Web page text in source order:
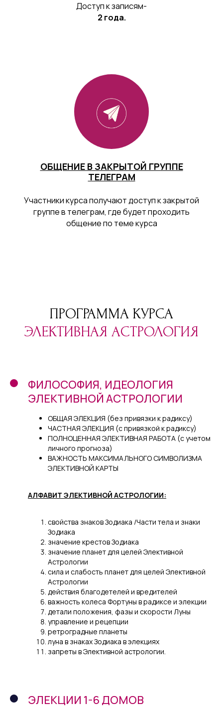
Доступ к записям-
2 года.
ОБЩЕНИЕ В ЗАКРЫТОЙ ГРУППЕ
ТЕЛЕГРАМ
Участники курса получают доступ к закрытой
группе в телеграм, где будет проходить
общение по теме курса
ПРОГРАММА КУРСА
ЭЛЕКТИВНАЯ АСТРОЛОГИЯ
ФИЛОСОФИЯ, ИДЕОЛОГИЯ
ЭЛЕКТИВНОЙ АСТРОЛОГИИ
ОБЩАЯ ЭЛЕКЦИЯ (без привязки к радиксу)
ЧАСТНАЯ ЭЛЕКЦИЯ (с привязкой к радиксу)
ПОЛНОЦЕННАЯ ЭЛЕКТИВНАЯ РАБОТА (с учетом
личного прогноза)
ВАЖНОСТЬ МАКСИМАЛЬНОГО СИМВОЛИЗМА
ЭЛЕКТИВНОЙ КАРТЫ
АЛФАВИТ ЭЛЕКТИВНОЙ АСТРОЛОГИИ:
свойства знаков Зодиака /Части тела и знаки
Зодиака
значение крестов Зодиака
значение планет для целей Элективной
Астрологии
сила и слабость планет для целей Элективной
Астрологии
действия благодетелей и вредителей
важность колеса Фортуны в радиксе и элекции
детали положения, фазы и скорости Луны
управление и рецепции
ретроградные планеты
луна в знаках Зодиака в элекциях
запреты в Элективной астрологии.
ЭЛЕКЦИИ 1-6 ДОМОВ